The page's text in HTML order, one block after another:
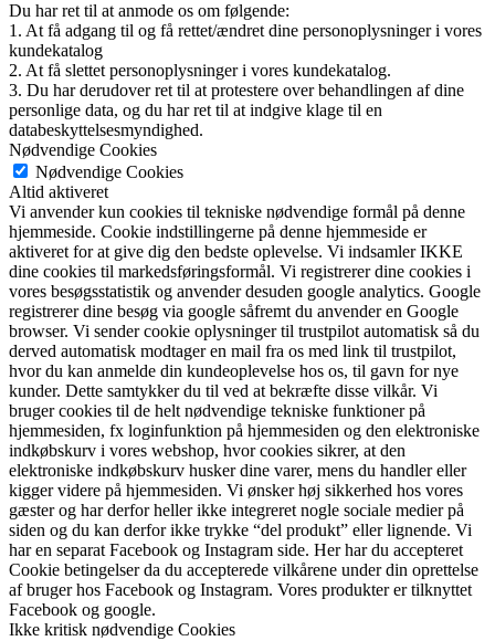
Du har ret til at anmode os om følgende:
1. At få adgang til og få rettet/ændret dine personoplysninger i vores
kundekatalog
2. At få slettet personoplysninger i vores kundekatalog.
3. Du har derudover ret til at protestere over behandlingen af dine
personlige data, og du har ret til at indgive klage til en
databeskyttelsesmyndighed.
Nødvendige Cookies
Nødvendige Cookies
Altid aktiveret
Vi anvender kun cookies til tekniske nødvendige formål på denne
hjemmeside. Cookie indstillingerne på denne hjemmeside er
aktiveret for at give dig den bedste oplevelse. Vi indsamler IKKE
dine cookies til markedsføringsformål. Vi registrerer dine cookies i
vores besøgsstatistik og anvender desuden google analytics. Google
registrerer dine besøg via google såfremt du anvender en Google
browser. Vi sender cookie oplysninger til trustpilot automatisk så du
derved automatisk modtager en mail fra os med link til trustpilot,
hvor du kan anmelde din kundeoplevelse hos os, til gavn for nye
kunder. Dette samtykker du til ved at bekræfte disse vilkår. Vi
bruger cookies til de helt nødvendige tekniske funktioner på
hjemmesiden, fx loginfunktion på hjemmesiden og den elektroniske
indkøbskurv i vores webshop, hvor cookies sikrer, at den
elektroniske indkøbskurv husker dine varer, mens du handler eller
kigger videre på hjemmesiden. Vi ønsker høj sikkerhed hos vores
gæster og har derfor heller ikke integreret nogle sociale medier på
siden og du kan derfor ikke trykke “del produkt” eller lignende. Vi
har en separat Facebook og Instagram side. Her har du accepteret
Cookie betingelser da du accepterede vilkårene under din oprettelse
af bruger hos Facebook og Instagram. Vores produkter er tilknyttet
Facebook og google.
Ikke kritisk nødvendige Cookies